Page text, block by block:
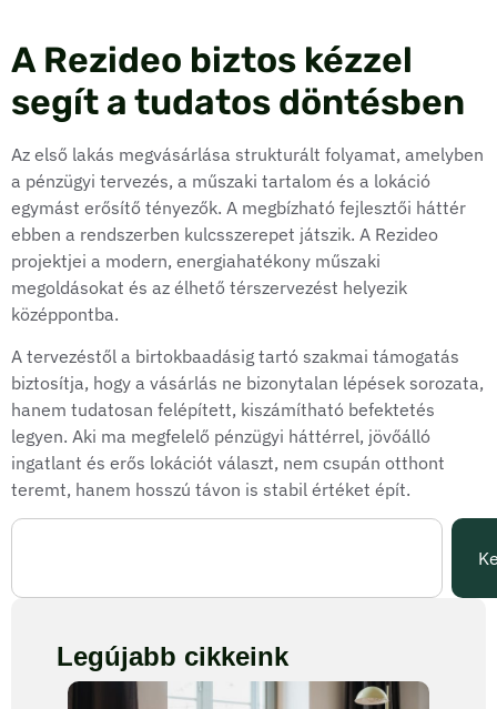
A Rezideo biztos kézzel
segít a tudatos döntésben
Az első lakás megvásárlása strukturált folyamat, amelyben
a pénzügyi tervezés, a műszaki tartalom és a lokáció
egymást erősítő tényezők. A megbízható fejlesztői háttér
ebben a rendszerben kulcsszerepet játszik. A Rezideo
projektjei a modern, energiahatékony műszaki
megoldásokat és az élhető térszervezést helyezik
középpontba.
A tervezéstől a birtokbaadásig tartó szakmai támogatás
biztosítja, hogy a vásárlás ne bizonytalan lépések sorozata,
hanem tudatosan felépített, kiszámítható befektetés
legyen. Aki ma megfelelő pénzügyi háttérrel, jövőálló
ingatlant és erős lokációt választ, nem csupán otthont
teremt, hanem hosszú távon is stabil értéket épít.
Legújabb cikkeink